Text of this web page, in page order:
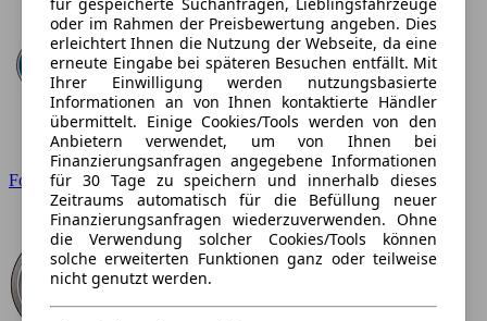
Ford
oder im Rahmen der Preisbewertung angeben. Dies
erleichtert Ihnen die Nutzung der Webseite, da eine
erneute Eingabe bei späteren Besuchen entfällt. Mit
Ihrer Einwilligung werden nutzungsbasierte
Informationen an von Ihnen kontaktierte Händler
übermittelt. Einige Cookies/Tools werden von den
Anbietern verwendet, um von Ihnen bei
Finanzierungsanfragen angegebene Informationen
für 30 Tage zu speichern und innerhalb dieses
Zeitraums automatisch für die Befüllung neuer
Finanzierungsanfragen wiederzuverwenden. Ohne
die Verwendung solcher Cookies/Tools können
solche erweiterten Funktionen ganz oder teilweise
nicht genutzt werden.